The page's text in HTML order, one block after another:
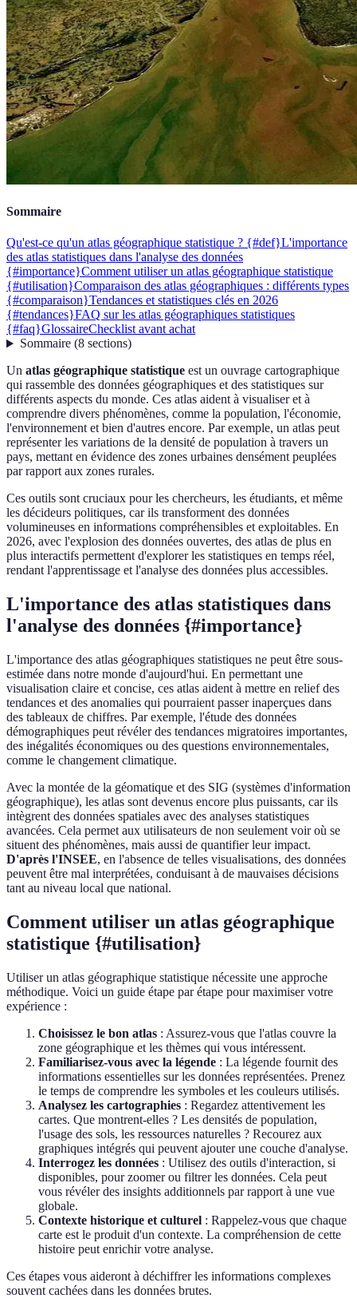
Sommaire
Qu'est-ce qu'un atlas géographique statistique ? {#def}L'importance
des atlas statistiques dans l'analyse des données
{#importance}Comment utiliser un atlas géographique statistique
{#utilisation}Comparaison des atlas géographiques : différents types
{#comparaison}Tendances et statistiques clés en 2026
{#tendances}FAQ sur les atlas géographiques statistiques
{#faq}GlossaireChecklist avant achat
Sommaire(8 sections)
Un atlas géographique statistique est un ouvrage cartographique
qui rassemble des données géographiques et des statistiques sur
différents aspects du monde. Ces atlas aident à visualiser et à
comprendre divers phénomènes, comme la population, l'économie,
l'environnement et bien d'autres encore. Par exemple, un atlas peut
représenter les variations de la densité de population à travers un
pays, mettant en évidence des zones urbaines densément peuplées
par rapport aux zones rurales.
Ces outils sont cruciaux pour les chercheurs, les étudiants, et même
les décideurs politiques, car ils transforment des données
volumineuses en informations compréhensibles et exploitables. En
2026, avec l'explosion des données ouvertes, des atlas de plus en
plus interactifs permettent d'explorer les statistiques en temps réel,
rendant l'apprentissage et l'analyse des données plus accessibles.
L'importance des atlas statistiques dans
l'analyse des données {#importance}
L'importance des atlas géographiques statistiques ne peut être sous-
estimée dans notre monde d'aujourd'hui. En permettant une
visualisation claire et concise, ces atlas aident à mettre en relief des
tendances et des anomalies qui pourraient passer inaperçues dans
des tableaux de chiffres. Par exemple, l'étude des données
démographiques peut révéler des tendances migratoires importantes,
des inégalités économiques ou des questions environnementales,
comme le changement climatique.
Avec la montée de la géomatique et des SIG (systèmes d'information
géographique), les atlas sont devenus encore plus puissants, car ils
intègrent des données spatiales avec des analyses statistiques
avancées. Cela permet aux utilisateurs de non seulement voir où se
situent des phénomènes, mais aussi de quantifier leur impact.
D'après l'INSEE, en l'absence de telles visualisations, des données
peuvent être mal interprétées, conduisant à de mauvaises décisions
tant au niveau local que national.
Comment utiliser un atlas géographique
statistique {#utilisation}
Utiliser un atlas géographique statistique nécessite une approche
méthodique. Voici un guide étape par étape pour maximiser votre
expérience :
Choisissez le bon atlas : Assurez-vous que l'atlas couvre la
zone géographique et les thèmes qui vous intéressent.
Familiarisez-vous avec la légende : La légende fournit des
informations essentielles sur les données représentées. Prenez
le temps de comprendre les symboles et les couleurs utilisés.
Analysez les cartographies : Regardez attentivement les
cartes. Que montrent-elles ? Les densités de population,
l'usage des sols, les ressources naturelles ? Recourez aux
graphiques intégrés qui peuvent ajouter une couche d'analyse.
Interrogez les données : Utilisez des outils d'interaction, si
disponibles, pour zoomer ou filtrer les données. Cela peut
vous révéler des insights additionnels par rapport à une vue
globale.
Contexte historique et culturel : Rappelez-vous que chaque
carte est le produit d'un contexte. La compréhension de cette
histoire peut enrichir votre analyse.
Ces étapes vous aideront à déchiffrer les informations complexes
souvent cachées dans les données brutes.